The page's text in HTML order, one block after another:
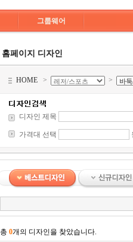
그룹웨어
홈페이지 디자인
HOME > >
디자인 제목
가격대 선택
총 0개의 디자인을 찾았습니다.